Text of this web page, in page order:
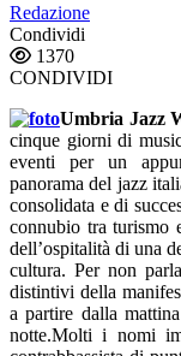
Redazione
Condividi
1370
CONDIVIDI
Umbria Jazz
cinque giorni di
eventi per un
panorama del jazz
consolidata e di
connubio tra turismo
dell’ospitalità di una
cultura. Per non
distintivi della
a partire dalla
notte.Molti i nomi